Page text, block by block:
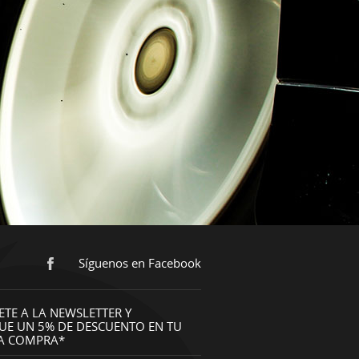
Síguenos en Facebook
A LA NEWSLETTER Y
UN 5% DE DESCUENTO EN TU
COMPRA*